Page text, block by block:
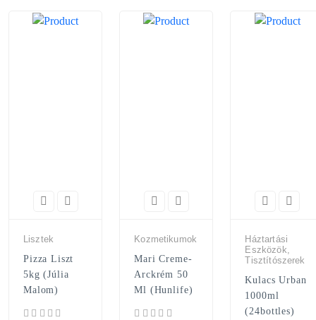
Lisztek
Pizza Liszt
5kg (Júlia
Malom)
Kozmetikumok
Mari Creme-
Arckrém 50
Ml (Hunlife)
Háztartási
Eszközök,
Tisztítószerek
Kulacs Urban
1000ml
(24bottles)